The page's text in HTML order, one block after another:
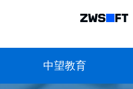
中望教育